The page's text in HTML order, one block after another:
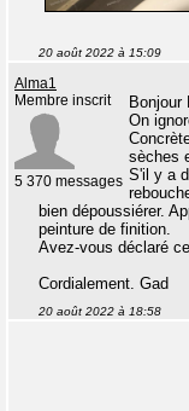
20 août 2022 à 15:09
Alma1
Membre inscrit
5 370 messages
Bonjour
On
sèches
S'il y a
bien dépoussiérer.
peinture de finition.
Avez-vous déclaré
Cordialement. Gad
20 août 2022 à 18:58